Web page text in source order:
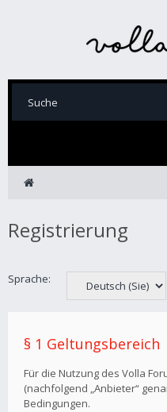
Registrierung
Sprache:
§ 1 Geltungsbereich
Für die Nutzung des Volla
(nachfolgend „Anbieter“
Bedingungen.